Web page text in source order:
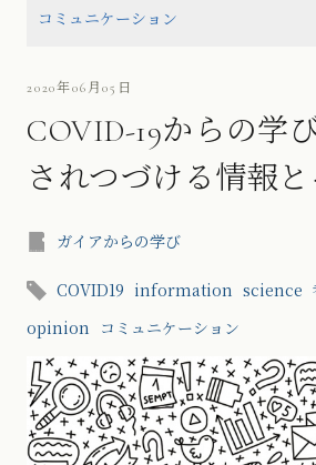
コミュニケーション
2020年06月05日
COVID-19からの学
されつづける情報
ガイアからの学び
COVID19 information science
opinion
コミュニケーション